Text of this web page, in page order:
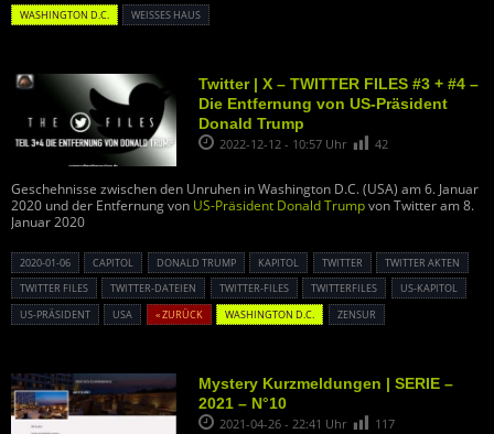
WASHINGTON D.C.
WEISSES HAUS
Twitter | X – TWITTER FILES #3 + #4 –
Die Entfernung von US-Präsident
Donald Trump
2022-12-12 - 10:57 Uhr 42
Geschehnisse zwischen den Unruhen in Washington D.C. (USA) am 6. Januar
2020 und der Entfernung von US-Präsident Donald Trumpvon Twitter am 8.
Januar 2020
2020-01-06 CAPITOL DONALD TRUMP KAPITOL TWITTER
TWITTER AKTEN
TWITTER FILES
TWITTER-DATEIEN TWITTER-FILES TWITTERFILES
US-KAPITOL
US-PRÄSIDENT
USA « ZURÜCK WASHINGTON D.C. ZENSUR
Mystery Kurzmeldungen | SERIE –
2021 – N°10
2021-04-26 - 22:41 Uhr 117